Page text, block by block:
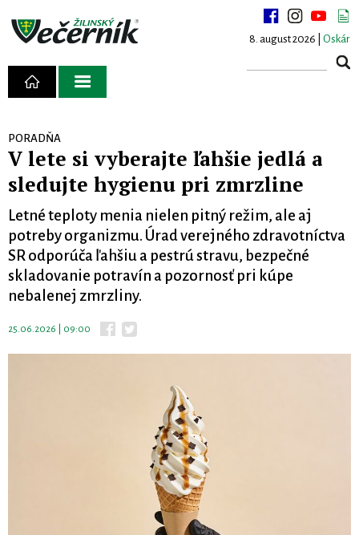
8. august 2026 | Oskár
PORADŇA
V lete si vyberajte ľahšie jedlá a
sledujte hygienu pri zmrzline
Letné teploty menia nielen pitný režim, ale aj
potreby organizmu. Úrad verejného zdravotníctva
SR odporúča ľahšiu a pestrú stravu, bezpečné
skladovanie potravín a pozornosť pri kúpe
nebalenej zmrzliny.
25.06.2026 | 09:00